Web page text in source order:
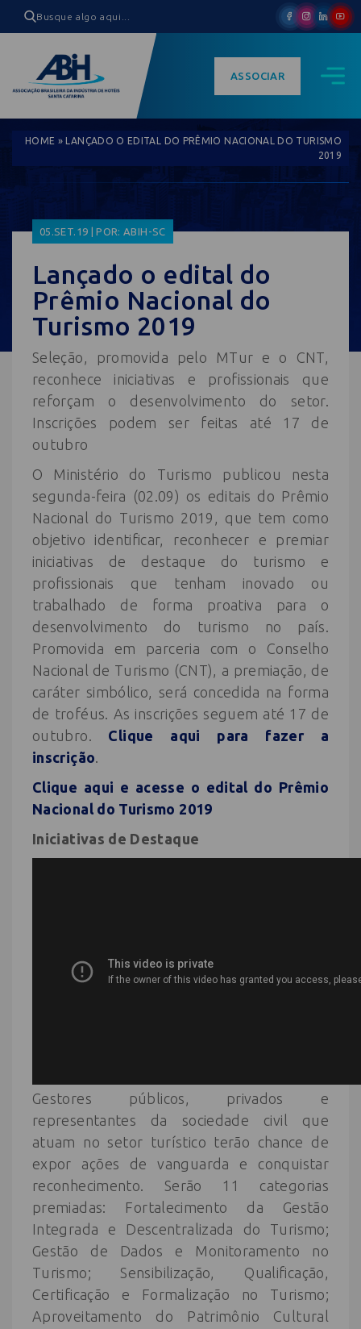
ASSOCIAR
HOME »LANÇADO O EDITAL DO PRÊMIO NACIONAL DO TURISMO
2019
05.SET.19 | POR: ABIH-SC
Lançado o edital do
Prêmio Nacional do
Turismo 2019
Seleção, promovida pelo MTur e o CNT,
reconhece iniciativas e profissionais que
reforçam o desenvolvimento do setor.
Inscrições podem ser feitas até 17 de
outubro
O Ministério do Turismo publicou nesta
segunda-feira (02.09) os editais do Prêmio
Nacional do Turismo 2019, que tem como
objetivo identificar, reconhecer e premiar
iniciativas de destaque do turismo e
profissionais que tenham inovado ou
trabalhado de forma proativa para o
desenvolvimento do turismo no país.
Promovida em parceria com o Conselho
Nacional de Turismo (CNT), a premiação, de
caráter simbólico, será concedida na forma
de troféus. As inscrições seguem até 17 de
outubro. Clique aqui para fazer a
inscrição.
Clique aqui e acesse o edital do Prêmio
Nacional do Turismo 2019
Iniciativas de Destaque
Gestores públicos, privados e
representantes da sociedade civil que
atuam no setor turístico terão chance de
expor ações de vanguarda e conquistar
reconhecimento. Serão 11 categorias
premiadas: Fortalecimento da Gestão
Integrada e Descentralizada do Turismo;
Gestão de Dados e Monitoramento no
Turismo; Sensibilização, Qualificação,
Certificação e Formalização no Turismo;
Aproveitamento do Patrimônio Cultural